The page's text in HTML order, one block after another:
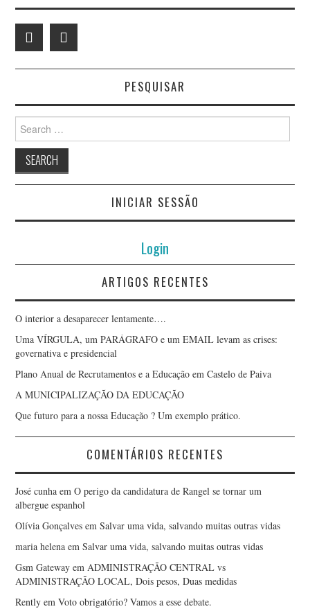
PESQUISAR
Search
for:
INICIAR SESSÃO
Login
ARTIGOS RECENTES
O interior a desaparecer lentamente….
Uma VÍRGULA, um PARÁGRAFO e um EMAIL levam as crises:
governativa e presidencial
Plano Anual de Recrutamentos e a Educação em Castelo de Paiva
A MUNICIPALIZAÇÃO DA EDUCAÇÃO
Que futuro para a nossa Educação ? Um exemplo prático.
COMENTÁRIOS RECENTES
José cunha emO perigo da candidatura de Rangel se tornar um
albergue espanhol
Olívia Gonçalves emSalvar uma vida, salvando muitas outras vidas
maria helena emSalvar uma vida, salvando muitas outras vidas
Gsm Gateway em ADMINISTRAÇÃO CENTRAL vs
ADMINISTRAÇÃO LOCAL, Dois pesos, Duas medidas
Rently emVoto obrigatório? Vamos a esse debate.